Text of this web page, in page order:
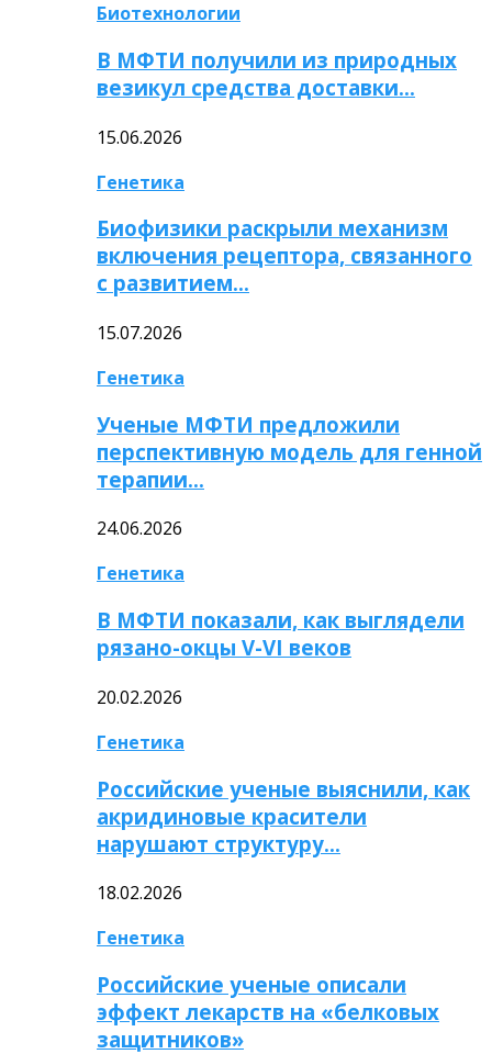
Биотехнологии
В МФТИ получили из природных
везикул средства доставки…
15.06.2026
Генетика
Биофизики раскрыли механизм
включения рецептора, связанного
с развитием…
15.07.2026
Генетика
Ученые МФТИ предложили
перспективную модель для генной
терапии…
24.06.2026
Генетика
В МФТИ показали, как выглядели
рязано-окцы V-VI веков
20.02.2026
Генетика
Российские ученые выяснили, как
акридиновые красители
нарушают структуру…
18.02.2026
Генетика
Российские ученые описали
эффект лекарств на «белковых
защитников»